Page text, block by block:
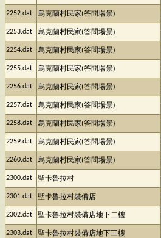
2252.dat 烏克蘭村民家(答問場景)
2253.dat 烏克蘭村民家(答問場景)
2254.dat 烏克蘭村民家(答問場景)
2255.dat 烏克蘭村民家(答問場景)
2256.dat 烏克蘭村民家(答問場景)
2257.dat 烏克蘭村民家(答問場景)
2258.dat 烏克蘭村民家(答問場景)
2259.dat 烏克蘭村民家(答問場景)
2260.dat 烏克蘭村民家(答問場景)
2300.dat 聖卡魯拉村
2301.dat 聖卡魯拉村裝備店
2302.dat 聖卡魯拉村裝備店地下二樓
2303.dat 聖卡魯拉村裝備店地下三樓